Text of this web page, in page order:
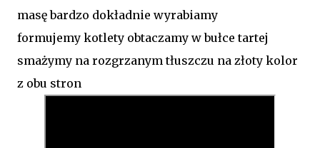
masę bardzo dokładnie wyrabiamy
formujemy kotlety obtaczamy w bułce tartej
smażymy na rozgrzanym tłuszczu na złoty kolor
z obu stron